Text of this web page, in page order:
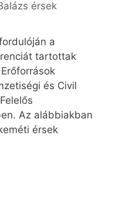
érsek
a
tartottak
és Civil
Az alábbiakban
érsek